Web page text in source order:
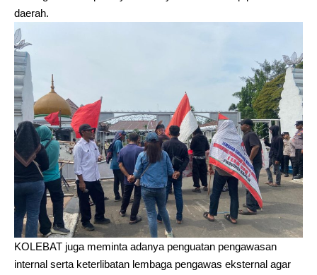
daerah.
KOLEBAT juga meminta adanya penguatan pengawasan
internal serta keterlibatan lembaga pengawas eksternal agar